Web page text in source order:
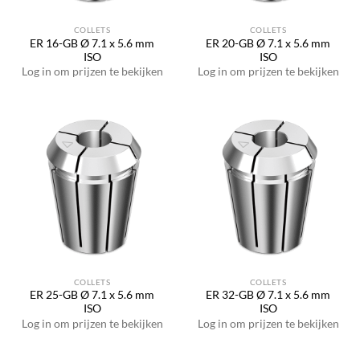
COLLETS
ER 16-GB Ø 7.1 x 5.6 mm
ISO
Log in om prijzen te bekijken
COLLETS
ER 20-GB Ø 7.1 x 5.6 mm
ISO
Log in om prijzen te bekijken
COLLETS
ER 25-GB Ø 7.1 x 5.6 mm
ISO
Log in om prijzen te bekijken
COLLETS
ER 32-GB Ø 7.1 x 5.6 mm
ISO
Log in om prijzen te bekijken